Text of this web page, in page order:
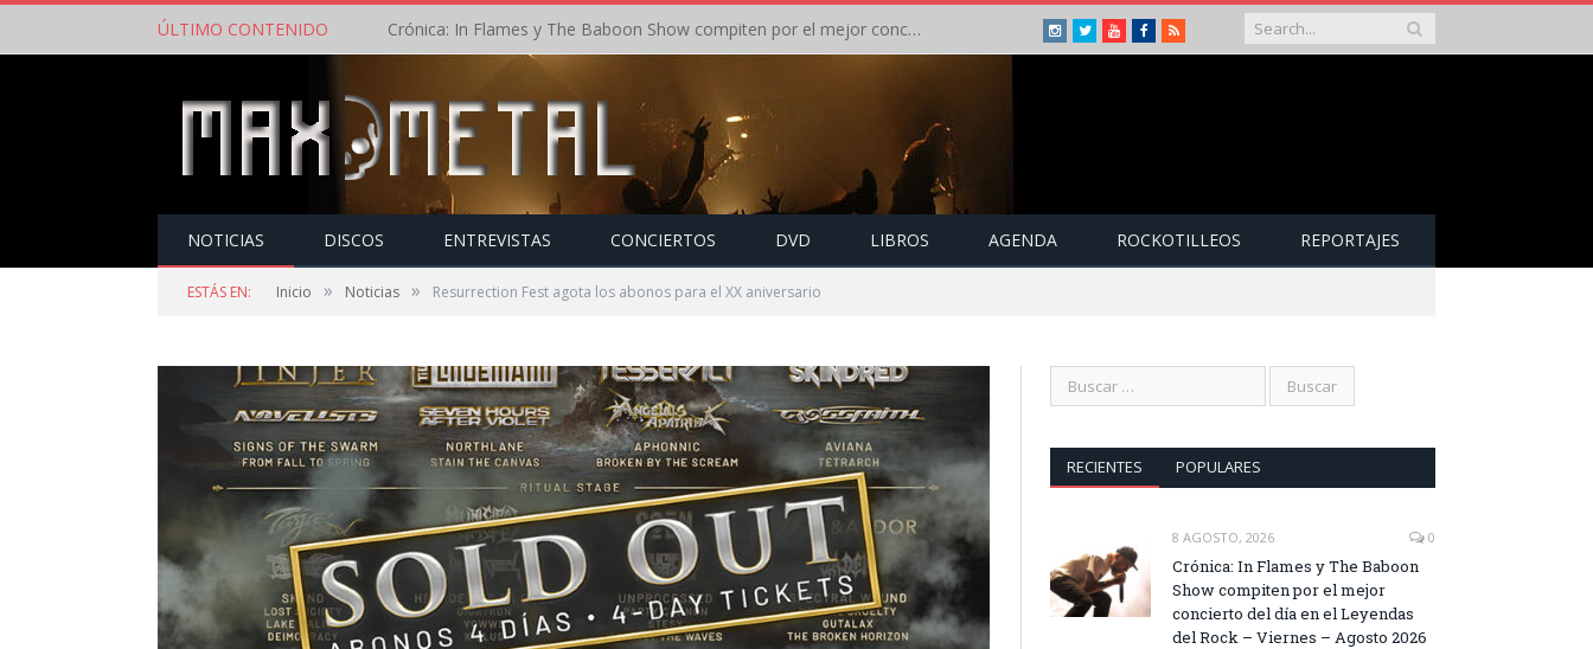
ÚLTIMO CONTENIDO Crónica: In Flames y The Baboon Show compiten por el mejor concierto del día en el Leyendas del Rock – Viernes – Agosto 2026 Instagram
TwitterYoutubeFacebook
RSS
NOTICIAS DISCOS ENTREVISTAS CONCIERTOS DVD LIBROS AGENDA ROCKOTILLEOS REPORTAJES
ESTÁS EN: Inicio » Noticias » Resurrection Fest agota los abonos para el XX aniversario
RECIENTES POPULARES
8 AGOSTO, 2026 0
Crónica: In Flames y The Baboon
Show compiten por el mejor
concierto del día en el Leyendas
del Rock – Viernes – Agosto 2026